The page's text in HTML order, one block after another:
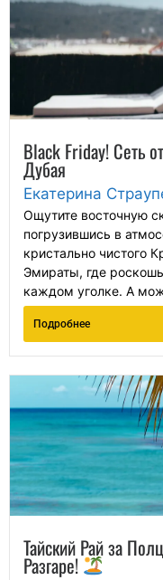
Black Friday! Сеть
Дубая
Екатерина
Ощутите восточную
погрузившись в
кристально чистого
Эмираты, где
каждом уголке. А
Подробнее
Тайский Рай за
Разгаре!